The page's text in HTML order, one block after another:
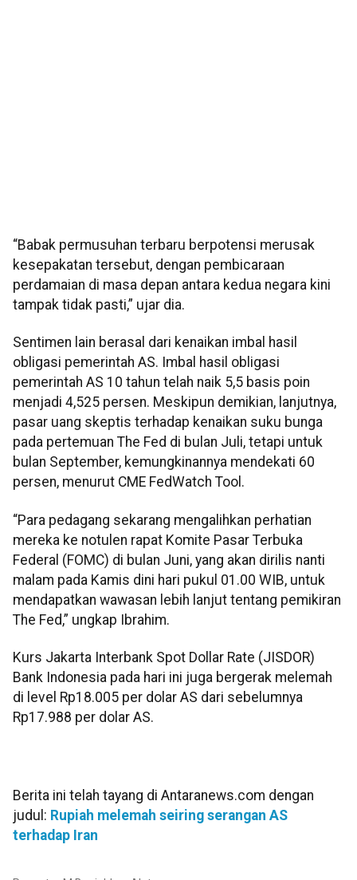
“Babak permusuhan terbaru berpotensi merusak
kesepakatan tersebut, dengan pembicaraan
perdamaian di masa depan antara kedua negara kini
tampak tidak pasti,” ujar dia.
Sentimen lain berasal dari kenaikan imbal hasil
obligasi pemerintah AS. Imbal hasil obligasi
pemerintah AS 10 tahun telah naik 5,5 basis poin
menjadi 4,525 persen. Meskipun demikian, lanjutnya,
pasar uang skeptis terhadap kenaikan suku bunga
pada pertemuan The Fed di bulan Juli, tetapi untuk
bulan September, kemungkinannya mendekati 60
persen, menurut CME FedWatch Tool.
“Para pedagang sekarang mengalihkan perhatian
mereka ke notulen rapat Komite Pasar Terbuka
Federal (FOMC) di bulan Juni, yang akan dirilis nanti
malam pada Kamis dini hari pukul 01.00 WIB, untuk
mendapatkan wawasan lebih lanjut tentang pemikiran
The Fed,” ungkap Ibrahim.
Kurs Jakarta Interbank Spot Dollar Rate (JISDOR)
Bank Indonesia pada hari ini juga bergerak melemah
di level Rp18.005 per dolar AS dari sebelumnya
Rp17.988 per dolar AS.
Berita ini telah tayang di Antaranews.com dengan
judul: Rupiah melemah seiring serangan AS
terhadap Iran